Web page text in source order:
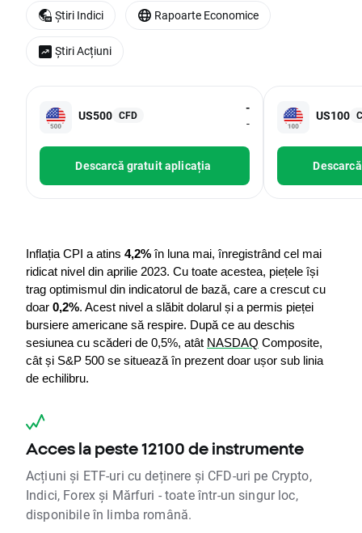
US500 CFD
-
-
Descarcă gratuit aplicația
US100
Inflația CPI a atins 4,2% în luna mai, înregistrând cel mai
ridicat nivel din aprilie 2023. Cu toate acestea, piețele își
trag optimismul din indicatorul de bază, care a crescut cu
doar 0,2%. Acest nivel a slăbit dolarul și a permis pieței
bursiere americane să respire. După ce au deschis
sesiunea cu scăderi de 0,5%, atât NASDAQ Composite,
cât și S&P 500 se situează în prezent doar ușor sub linia
de echilibru.
Acces la peste 12100 de instrumente
Acțiuni și ETF-uri cu deținere și CFD-uri pe Crypto,
Indici, Forex și Mărfuri - toate într-un singur loc,
disponibile în limba română.
Știri Indici Rapoarte Economice
Știri Acțiuni